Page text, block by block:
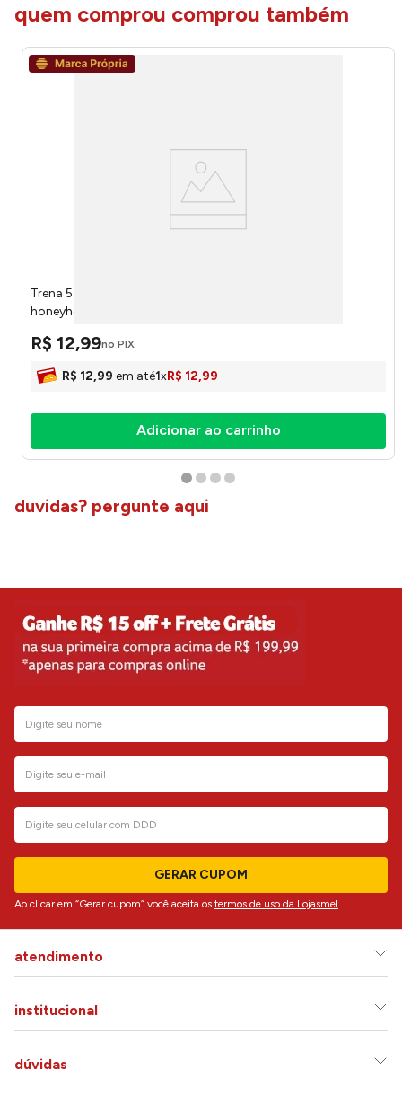
quem comprou comprou também
Trena 5 Métros Plástico Pp, Ferro 5x2,5cm LM4277 -
honeyhome
R$ 12,99no PIX
R$ 12,99 em até1xR$ 12,99
Adicionar ao carrinho
duvidas? pergunte aqui
GERAR CUPOM
Ao clicar em “Gerar cupom” você aceita os termos de uso da Lojasmel
atendimento
institucional
dúvidas